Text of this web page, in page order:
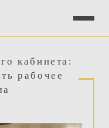
кабинета:
рабочее